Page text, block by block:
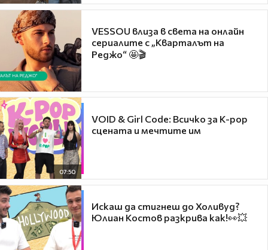
VESSOU влиза в света на онлайн
сериалите с „Кварталът на
Реджо“ 🤩🎬
07:50
VOID & Girl Code: Всичко за K-pop
сцената и мечтите им
Искаш да стигнеш до Холивуд?
Юлиан Костов разкрива как!👀💥